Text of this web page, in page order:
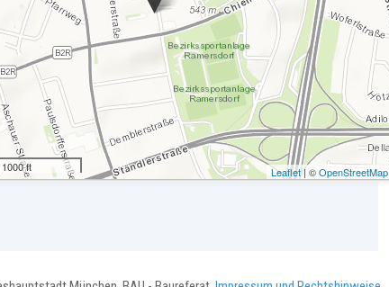
1000 ft Leaflet| ©OpenStreetMap